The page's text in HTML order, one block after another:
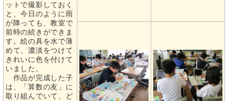
ットで撮影しておく
と、今日のように雨
が降っても、教室で
前時の続きができま
す。絵の具を水で薄
めて、濃淡をつけて
きれいに色を付けて
いました。
作品が完成した子
は、「算数の友」に
取り組んでいて、ど